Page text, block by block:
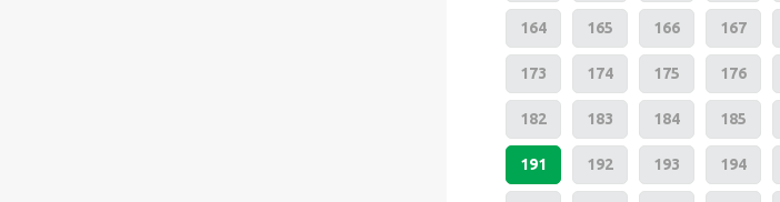
164 165 166 167
173 174 175 176
182 183 184 185
191 192 193 194